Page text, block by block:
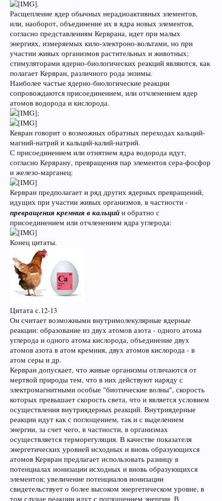
.
Расщепление ядер обычных нерадиоактивных элементов,
или, наоборот, объединение их в ядра новых элементов,
согласно представлениям Керврана, идет при малых
энергиях, измеряемых кило-электроно-вольтами, но при
участии живых организмов растительных и животных;
стимуляторами ядерно-биологических реакций являются, как
полагает Кервран, различного рода энзимы.
Наиболее частые ядерно-биологические реакции
сопровождаются присоединением, или отчленением ядер
атомов водорода и кислорода.
;
Кевран говорит о возможных обратных переходах кальций-
магний-натрий и кальций-калий-натрий.
С присоединением или отнятием ядра водорода идут,
согласно Керврану, превращения пар элементов сера-фосфор
и железо-марганец:
Кервран предполагает и ряд других ядерных превращений,
идущих при участии живых организмов, в частности -
превращения кремния в кальций и обратно с
присоединением или отчленением ядра углерода:
Конец цитаты.
Цитата с.12-13
Он считает возможными внутримолекулярные ядерные
реакции: образование из двух атомов азота - одного атома
углерода и одного атома кислорода, объединение двух
атомов азота в атом кремния, двух атомов кислорода - в
атом серы и др.
Кервран допускает, что живые организмы отличаются от
мертвой природы тем, что в них действуют наряду с
электромагнитными особые "биотические волны", скорость
которых превышает скорость света, что и является условием
осуществления внутриядерных реакций. Внутриядерные
реакции идут как с поглощением, так и с выделением
энергии, за счет чего, в частности, в организмах
осуществляется терморегуляция. В качестве показателя
энергетических уровней исходных и вновь образующихся
атомов Кервран предлагает использовать разницу в
потенциалах ионизации исходных и вновь образующихся
элементов; увеличение потенциалов ионизации
свидетельствует о более высоком энергетическом уровне, в
том случае реакции идут с поглощением энергии. В